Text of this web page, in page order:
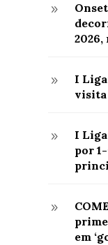
9
2026,
9
I
visita
9
I
por
9
em